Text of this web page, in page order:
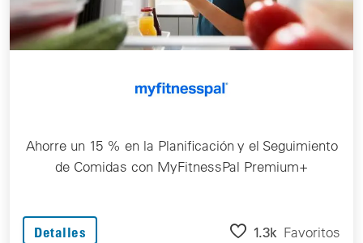
Ahorre un 15 % en la Planificación y el Seguimiento
de Comidas con MyFitnessPal Premium+
Detalles 1.3k Favoritos